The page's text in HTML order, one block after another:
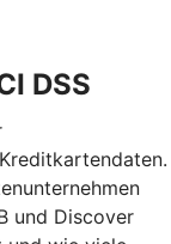
DSS
und Discover